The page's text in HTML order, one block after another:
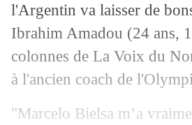
l'Argentin va laisser de
Ibrahim Amadou (24 ans,
colonnes de La Voix du
à l'ancien coach de
"Marcelo Bielsa m’a
02/01 PSG : Manchester
02/01 Bayern: Chelsea
Lyon : un avant-